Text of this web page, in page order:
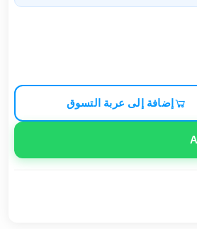
إضافة إلى عربة التسوق